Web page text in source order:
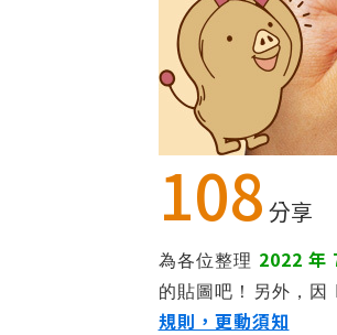
108 分享
為各位整理 2022 年
的貼圖吧！另外，因
規則，更動須知